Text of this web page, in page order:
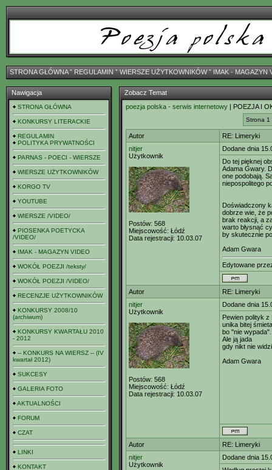
STRONA GŁÓWNAˇ REGULAMIN ˇ WIERSZE UŻYTKOWNIKÓWˇ IMAK - MAGAZYN
Nawigacja
STRONA GŁÓWNA
KONKURSY LITERACKIE
REGULAMIN
POLITYKA PRYWATNOŚCI
PARNAS - POECI - WIERSZE
WIERSZE UŻYTKOWNIKÓW
KORGO TV
YOUTUBE
WIERSZE /VIDEO/
PIOSENKA POETYCKA
/VIDEO/
IMAK - MAGAZYN VIDEO
WOKÓŁ POEZJI /teksty/
WOKÓŁ POEZJI /VIDEO/
RECENZJE UŻYTKOWNIKÓW
KONKURSY 2008/10
(archiwum)
KONKURSY KWARTAŁU 2010
- 2012
-- KONKURS NA WIERSZ -- (IV
kwartał 2012)
SUKCESY
GALERIA FOTO
AKTUALNOŚCI
FORUM
CZAT
LINKI
KONTAKT
Zobacz Temat
poezja polska - serwis internetowy | POEZJA I
Strona 1
Autor
RE: Limeryki
nitjer
Użytkownik
Postów: 568
Miejscowość: Łódź
Data rejestracji: 10.03.07
Dodane dnia
Do tej pięknej
Adama Gwary.
one podobają.
niepospolitego
Doświadczony
dobrze wie, że
brak reakcji, a
warto błysnąć
by skutecznie
Adam Gwara
Edytowane
Autor
RE: Limeryki
nitjer
Użytkownik
Postów: 568
Miejscowość: Łódź
Data rejestracji: 10.03.07
Dodane dnia
Pewien polityk z
unika bitej
bo "nie wypada".
Ale ją jada
gdy nikt nie
Adam Gwara
Autor
RE: Limeryki
nitjer
Użytkownik
Dodane dnia